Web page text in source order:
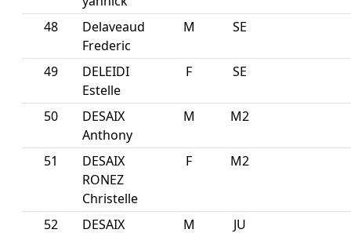
48
Delaveaud
Frederic
M SE
49
DELEIDI
Estelle
F SE
50
DESAIX
Anthony
M M2
51
DESAIX
RONEZ
Christelle
F M2
52 DESAIX M JU